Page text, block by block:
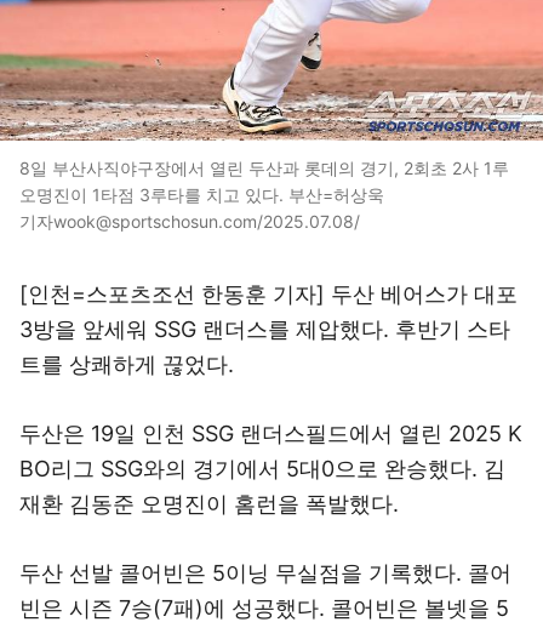
8일 부산사직야구장에서 열린 두산과 롯데의 경기, 2회초 2사 1루
오명진이 1타점 3루타를 치고 있다. 부산=허상욱
기자wook@sportschosun.com/2025.07.08/
[인천=스포츠조선 한동훈 기자] 두산 베어스가 대포
3방을 앞세워 SSG 랜더스를 제압했다. 후반기 스타
트를 상쾌하게 끊었다.
두산은 19일 인천 SSG 랜더스필드에서 열린 2025 K
BO리그 SSG와의 경기에서 5대0으로 완승했다. 김
재환 김동준 오명진이 홈런을 폭발했다.
두산 선발 콜어빈은 5이닝 무실점을 기록했다. 콜어
빈은 시즌 7승(7패)에 성공했다. 콜어빈은 볼넷을 5